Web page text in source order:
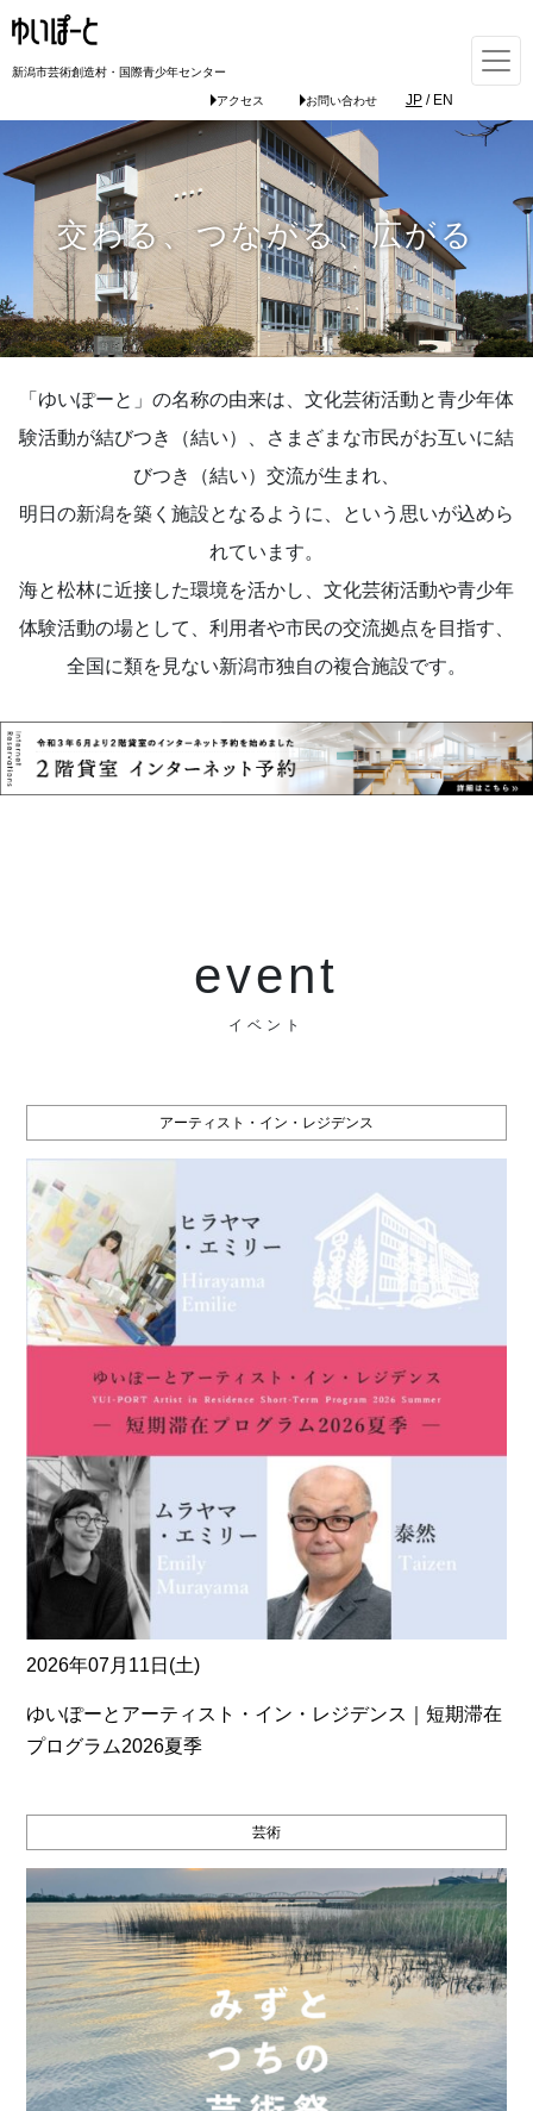
交わる、つながる、広がる
「ゆいぽーと」の名称の由来は、文化芸術活動と青少年体
験活動が結びつき（結い）、さまざまな市民がお互いに結
びつき（結い）交流が生まれ、
明日の新潟を築く施設となるように、という思いが込めら
れています。
海と松林に近接した環境を活かし、文化芸術活動や青少年
体験活動の場として、利用者や市民の交流拠点を目指す、
全国に類を見ない新潟市独自の複合施設です。
新潟市芸術創造村・国際青少年センター
アクセス お問い合わせ JP/ EN
event
イベント
アーティスト・イン・レジデンス
2026年07月11日(土)
ゆいぽーとアーティスト・イン・レジデンス｜短期滞在
プログラム2026夏季
芸術